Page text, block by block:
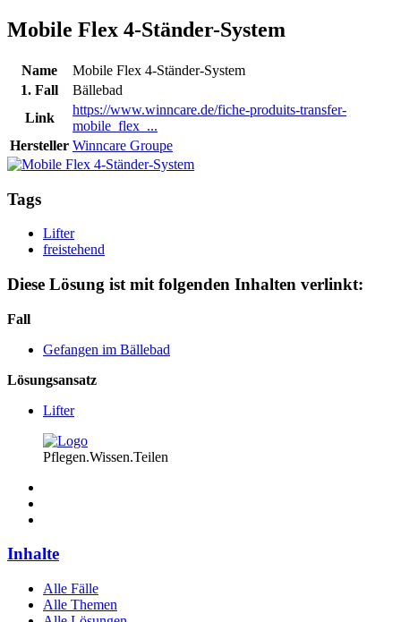
Mobile Flex 4-Ständer-System
Name
Mobile Flex 4-Ständer-System
1. Fall
Bällebad
Link
https://www.winncare.de/fiche-produits-transfer-
mobile_flex_...
Hersteller Winncare Groupe
Tags
Lifter
freistehend
Diese Lösung ist mit folgenden Inhalten verlinkt:
Fall
Gefangen im Bällebad
Lösungsansatz
Lifter
Pflegen.Wissen.Teilen
Inhalte
Alle Fälle
Alle Themen